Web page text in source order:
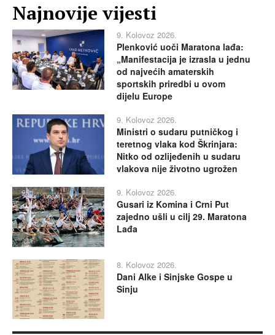
Najnovije vijesti
9. Kolovoz 2026.
Plenković uoči Maratona lađa:
„Manifestacija je izrasla u jednu
od najvećih amaterskih
sportskih priredbi u ovom
dijelu Europe
9. Kolovoz 2026.
Ministri o sudaru putničkog i
teretnog vlaka kod Škrinjara:
Nitko od ozlijeđenih u sudaru
vlakova nije životno ugrožen
9. Kolovoz 2026.
Gusari iz Komina i Crni Put
zajedno ušli u cilj 29. Maratona
Lađa
8. Kolovoz 2026.
Dani Alke i Sinjske Gospe u
Sinju